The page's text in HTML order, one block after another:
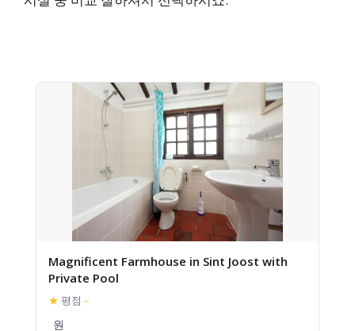
Magnificent Farmhouse in Sint Joost with
Private Pool
★ 평점 –